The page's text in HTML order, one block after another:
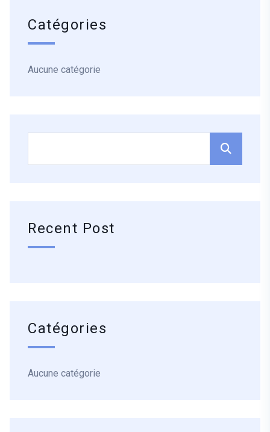
Catégories
Aucune catégorie
Recent Post
Catégories
Aucune catégorie